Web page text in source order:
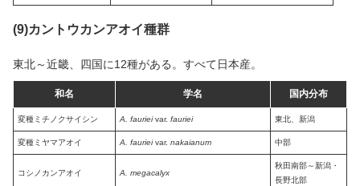
(9)カントウカンアオイ種群
東北～近畿、四国に12種がある。すべて日本産。
和名 学名 国内分布
変種ミチノクサイシン A. faurieivar. fauriei 東北、新潟
変種ミヤマアオイ A. faurieivar. nakaianum 中部
コシノカンアオイ A. megacalyx
秋田南部～新潟・
長野北部